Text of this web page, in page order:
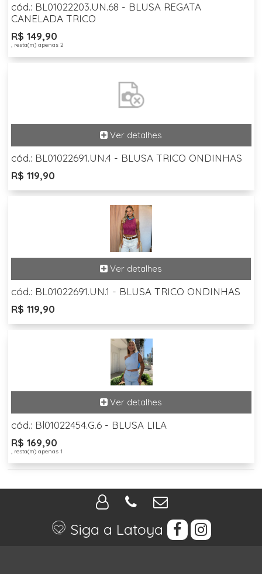
cód.: BL01022203.UN.68 - BLUSA REGATA
CANELADA TRICO
R$ 149,90
, resta(m) apenas 2
cód.: BL01022691.UN.4 - BLUSA TRICO ONDINHAS
R$ 119,90
cód.: BL01022691.UN.1 - BLUSA TRICO ONDINHAS
R$ 119,90
cód.: Bl01022454.G.6 - BLUSA LILA
R$ 169,90
, resta(m) apenas 1
Siga a Latoya